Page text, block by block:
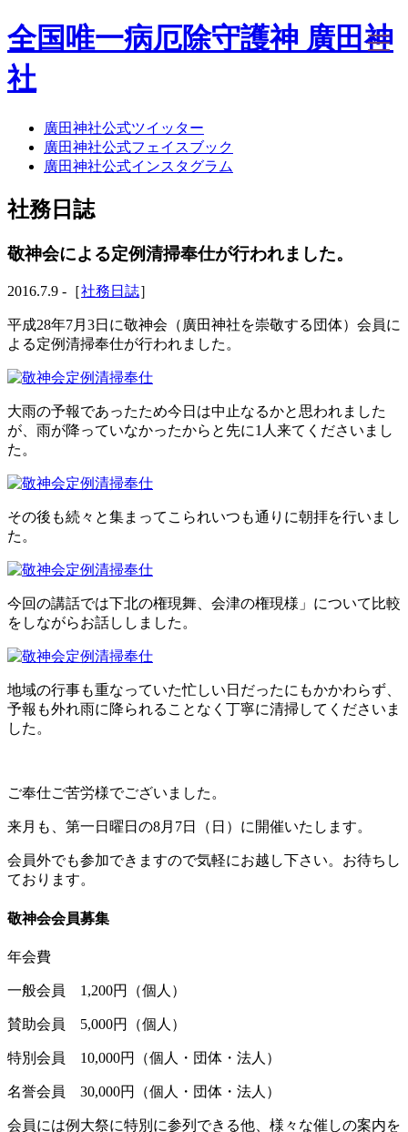
全国唯一病厄除守護神 廣田神
社
ホーム
社務日誌
お知らせ
年間祭事のご案内
お願いごと
神前結婚式
ご相談
八甲田山神社
海葬
水子葬
お問い合わせ
廣田神社公式ツイッター
廣田神社公式フェイスブック
廣田神社公式インスタグラム
社務日誌
敬神会による定例清掃奉仕が行われました。
2016.7.9 -［社務日誌］
平成28年7月3日に敬神会（廣田神社を崇敬する団体）会員に
よる定例清掃奉仕が行われました。
大雨の予報であったため今日は中止なるかと思われました
が、雨が降っていなかったからと先に1人来てくださいまし
た。
その後も続々と集まってこられいつも通りに朝拝を行いまし
た。
今回の講話では下北の権現舞、会津の権現様」について比較
をしながらお話ししました。
地域の行事も重なっていた忙しい日だったにもかかわらず、
予報も外れ雨に降られることなく丁寧に清掃してくださいま
した。
ご奉仕ご苦労様でございました。
来月も、第一日曜日の8月7日（日）に開催いたします。
会員外でも参加できますので気軽にお越し下さい。お待ちし
ております。
敬神会会員募集
年会費
一般会員 1,200円（個人）
賛助会員 5,000円（個人）
特別会員 10,000円（個人・団体・法人）
名誉会員 30,000円（個人・団体・法人）
会員には例大祭に特別に参列できる他、様々な催しの案内を